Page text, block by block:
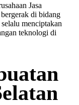
Jasa
di bidang
menciptakan
teknologi di